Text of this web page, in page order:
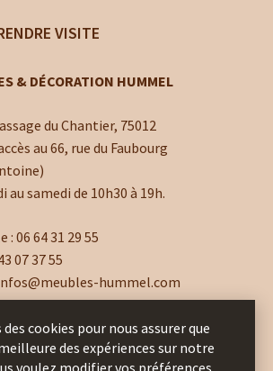
VISITE
& DÉCORATION HUMMEL
du Chantier, 75012
au 66, rue du Faubourg
au samedi de 10h30 à 19h.
:06 64 31 29 55
07 37 55
hummel.com
cookies pour nous assurer que
des expériences sur notre
voulez modifier vos préférences,